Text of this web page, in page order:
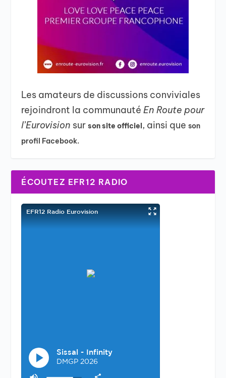
Les amateurs de discussions conviviales
rejoindront la communautéEn Route pour
l’Eurovision surson site officiel , ainsi queson
profil Facebook.
ÉCOUTEZ EFR12 RADIO